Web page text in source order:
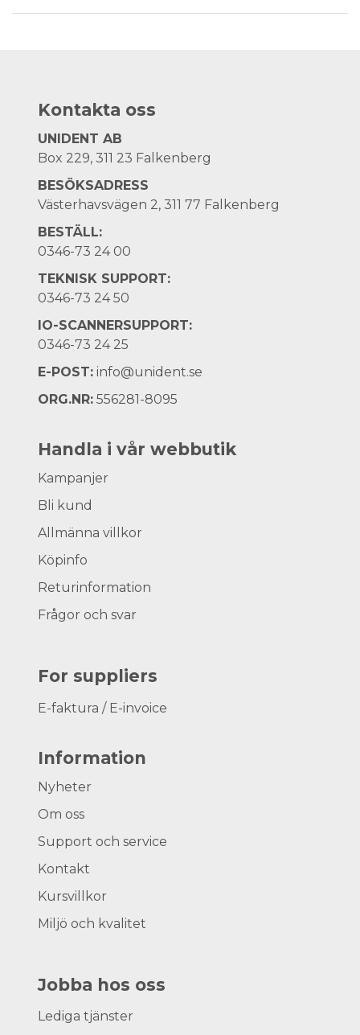
Kontakta oss
UNIDENT AB
Box 229, 311 23 Falkenberg
BESÖKSADRESS
Västerhavsvägen 2, 311 77 Falkenberg
BESTÄLL:
0346-73 24 00
TEKNISK SUPPORT:
0346-73 24 50
IO-SCANNERSUPPORT:
0346-73 24 25
E-POST: info@unident.se
ORG.NR: 556281-8095
Handla i vår webbutik
Kampanjer
Bli kund
Allmänna villkor
Köpinfo
Returinformation
Frågor och svar
For suppliers
E-faktura / E-invoice
Information
Nyheter
Om oss
Support och service
Kontakt
Kursvillkor
Miljö och kvalitet
Jobba hos oss
Lediga tjänster